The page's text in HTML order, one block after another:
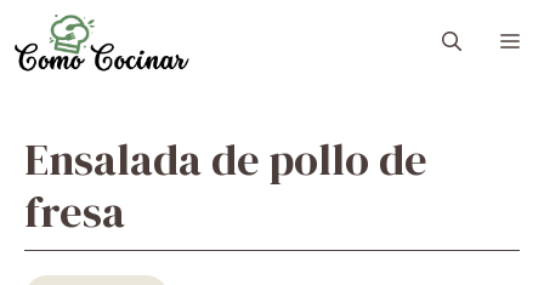
to
content
Ensalada de pollo de
fresa